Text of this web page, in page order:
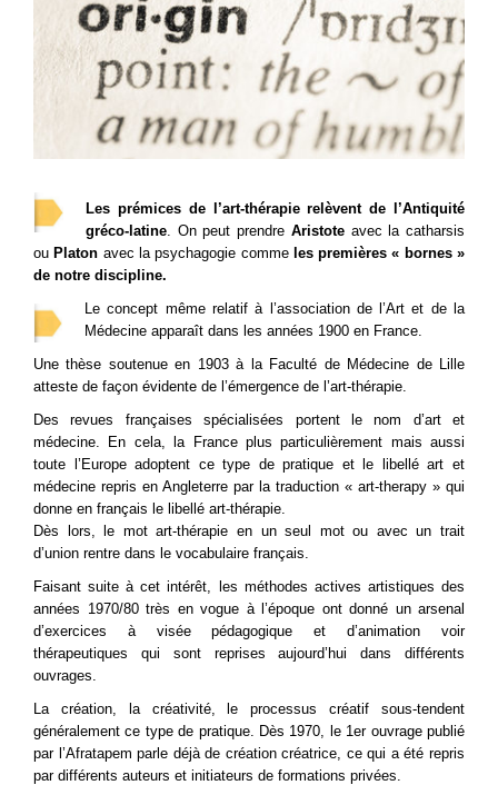
Les prémices de l’art-thérapie relèvent de l’Antiquité
gréco-latine . On peut prendre Aristote avec la catharsis
ou Platon avec la psychagogie comme les premières « bornes »
de notre discipline.
Le concept même relatif à l’association de l’Art et de la
Médecine apparaît dans les années 1900 en France.
Une thèse soutenue en 1903 à la Faculté de Médecine de Lille
atteste de façon évidente de l’émergence de l’art-thérapie.
Des revues françaises spécialisées portent le nom d’art et
médecine. En cela, la France plus particulièrement mais aussi
toute l’Europe adoptent ce type de pratique et le libellé art et
médecine repris en Angleterre par la traduction « art-therapy » qui
donne en français le libellé art-thérapie.
Dès lors, le mot art-thérapie en un seul mot ou avec un trait
d’union rentre dans le vocabulaire français.
Faisant suite à cet intérêt, les méthodes actives artistiques des
années 1970/80 très en vogue à l’époque ont donné un arsenal
d’exercices à visée pédagogique et d’animation voir
thérapeutiques qui sont reprises aujourd’hui dans différents
ouvrages.
La création, la créativité, le processus créatif sous-tendent
généralement ce type de pratique. Dès 1970, le 1er ouvrage publié
par l’Afratapem parle déjà de création créatrice, ce qui a été repris
par différents auteurs et initiateurs de formations privées.